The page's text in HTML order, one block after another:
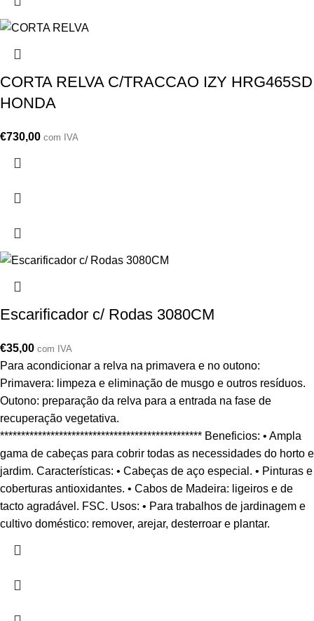
CORTA RELVA C/TRACCAO IZY HRG465SD
HONDA
€730,00 com IVA
Escarificador c/ Rodas 3080CM
€35,00 com IVA
Para acondicionar a relva na primavera e no outono:
Primavera: limpeza e eliminação de musgo e outros resíduos.
Outono: preparação da relva para a entrada na fase de
recuperação vegetativa.
************************************************ Beneficios: • Ampla
gama de cabeças para cobrir todas as necessidades do horto e
jardim. Características: • Cabeças de aço especial. • Pinturas e
coberturas antioxidantes. • Cabos de Madeira: ligeiros e de
tacto agradável. FSC. Usos: • Para trabalhos de jardinagem e
cultivo doméstico: remover, arejar, desterroar e plantar.